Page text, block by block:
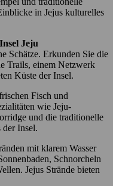
in Jejus kulturelles
Jeju
Schätze. Erkunden Sie die
Trails, einem Netzwerk
Küste der Insel.
Fisch und
wie Jeju-
und die traditionelle
der Insel.
mit klarem Wasser
Schnorcheln
Jejus Strände bieten